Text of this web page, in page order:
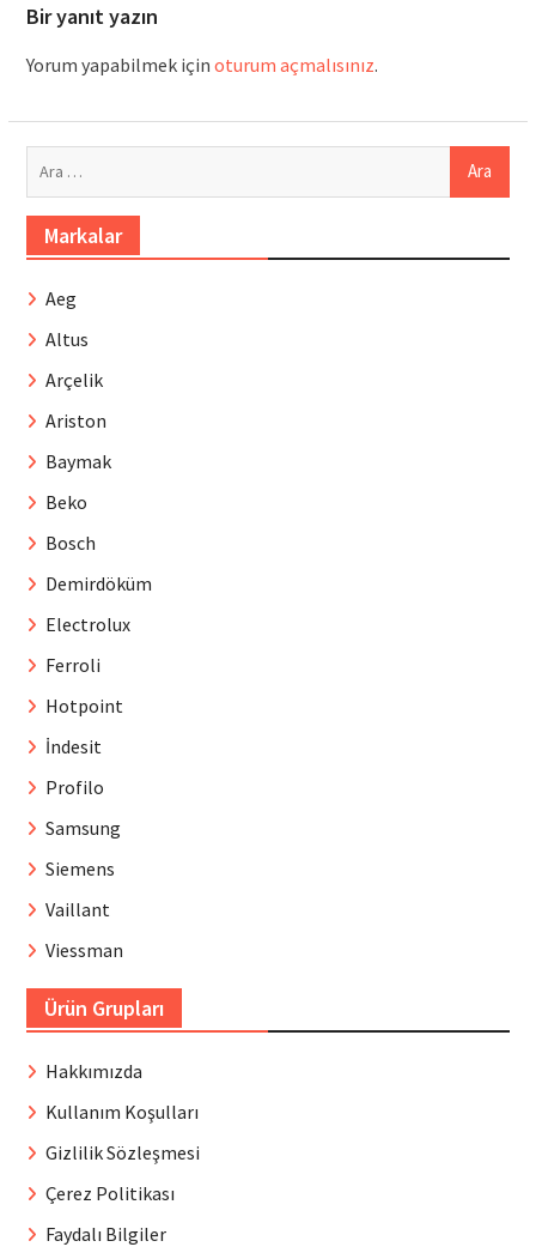
Bir yanıt yazın
Yorum yapabilmek için oturum açmalısınız.
Markalar
Aeg
Altus
Arçelik
Ariston
Baymak
Beko
Bosch
Demirdöküm
Electrolux
Ferroli
Hotpoint
İndesit
Profilo
Samsung
Siemens
Vaillant
Viessman
Ürün Grupları
Hakkımızda
Kullanım Koşulları
Gizlilik Sözleşmesi
Çerez Politikası
Faydalı Bilgiler